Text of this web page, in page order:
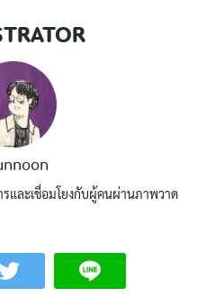
และเชื่อมโยงกับผู้คนผ่านภาพวาด